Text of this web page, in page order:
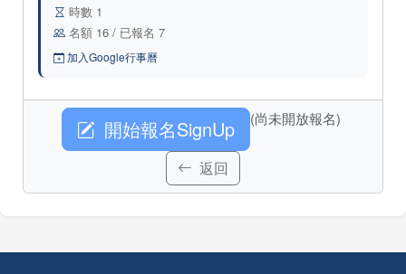
時數 1
名額 16 / 已報名 7
加入Google行事曆
開始報名SignUp (尚未開放報名)
返回